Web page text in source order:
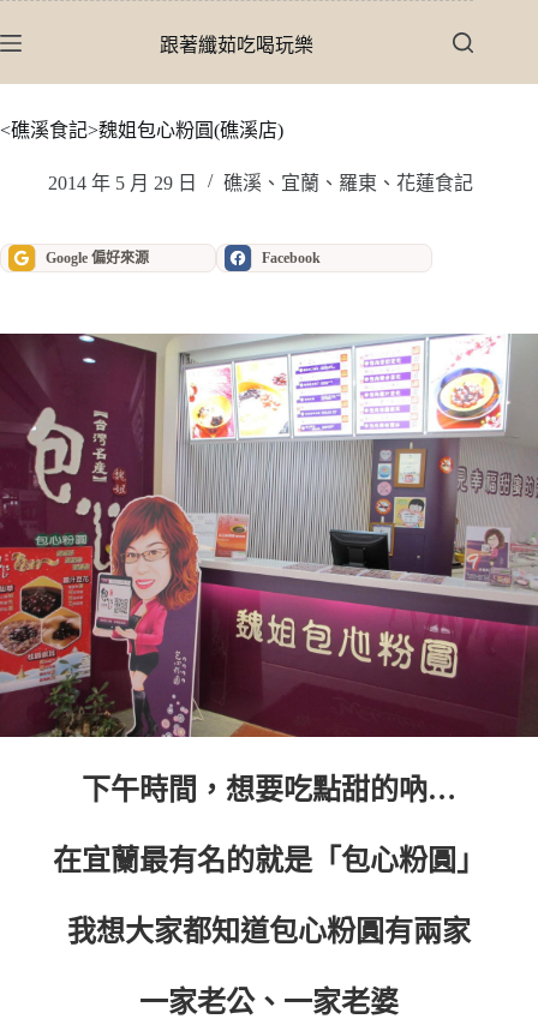
至
內
跟著纖茹吃喝玩樂
<礁溪食記>魏姐包心粉圓(礁溪店)
2014 年 5 月 29 日 礁溪、宜蘭、羅東、花蓮食記
Google 偏好來源 Facebook
下午時間，想要吃點甜的吶…
在宜蘭最有名的就是「包心粉圓」
我想大家都知道包心粉圓有兩家
一家老公、一家老婆